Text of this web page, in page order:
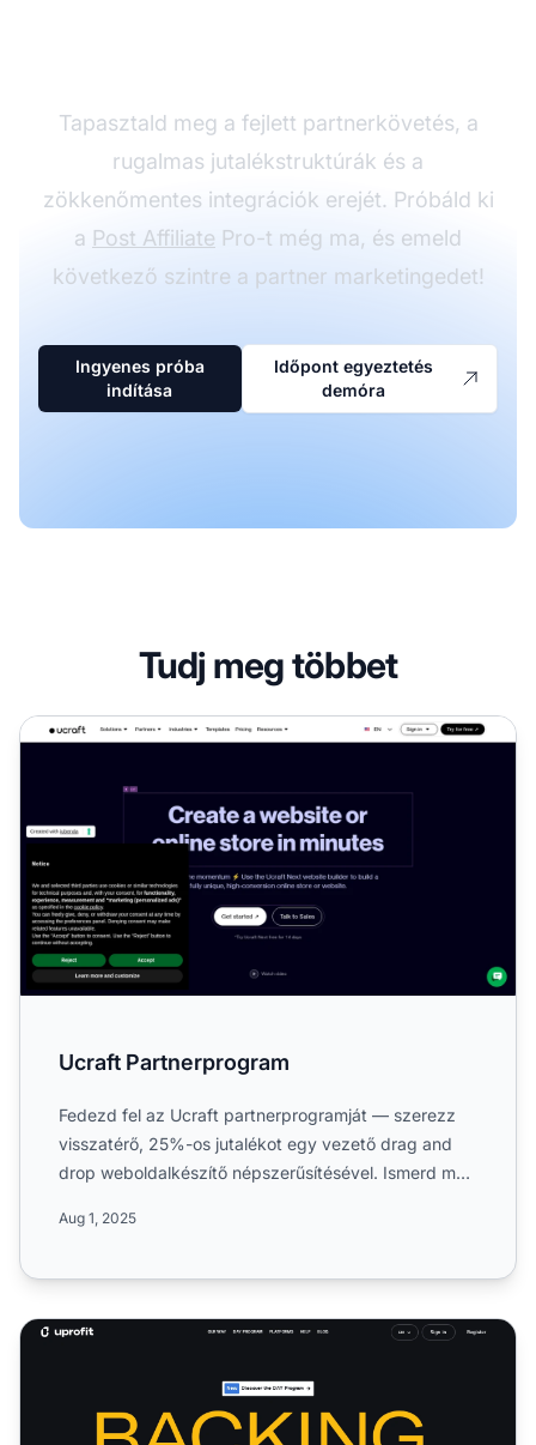
Tapasztald meg a fejlett partnerkövetés, a
rugalmas jutalékstruktúrák és a
zökkenőmentes integrációk erejét. Próbáld ki
a Post Affiliate Pro-t még ma, és emeld
következő szintre a partner marketingedet!
Ingyenes próba
indítása
Időpont egyeztetés
demóra
Tudj meg többet
Ucraft Partnerprogram
Ucraft Partnerprogram
Fedezd fel az Ucraft partnerprogramját — szerezz
visszatérő, 25%-os jutalékot egy vezető drag and
drop weboldalkészítő népszerűsítésével. Ismerd meg
Aug 1, 2025
Uprofit Trader Partnerprogram